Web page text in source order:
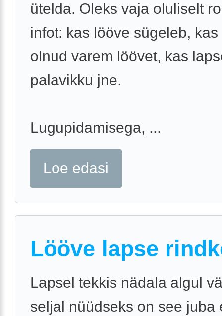
ütelda. Oleks vaja oluliselt
infot: kas lööve sügeleb,
olnud varem löövet, kas
palavikku jne.
Lugupidamisega, ...
Loe edasi
Lööve lapse
Lapsel tekkis nädala algul
seljal nüüdseks on see juba